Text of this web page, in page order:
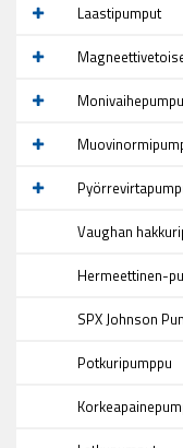
Laastipumput
Vaughan
Hermeettinen-
SPX Johnson
Potkuripumppu